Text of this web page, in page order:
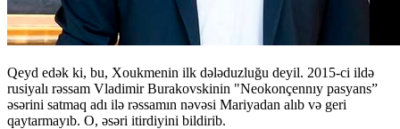
Qeyd edək ki, bu, Xoukmenin ilk dələduzluğu deyil. 2015-ci ildə
rusiyalı rəssam Vladimir Burakovskinin "Neokonçennıy pasyans”
əsərini satmaq adı ilə rəssamın nəvəsi Mariyadan alıb və geri
qaytarmayıb. O, əsəri itirdiyini bildirib.